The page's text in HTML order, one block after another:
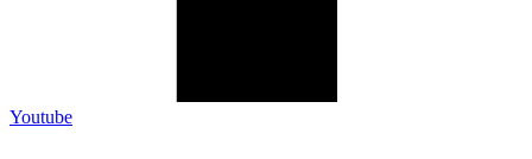
Youtube